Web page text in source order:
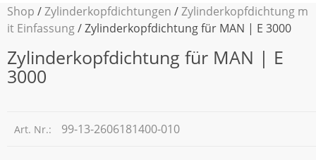
Shop /Zylinderkopfdichtungen /Zylinderkopfdichtung m
it Einfassung/ Zylinderkopfdichtung für MAN | E 3000
Zylinderkopfdichtung für MAN | E
3000
Art. Nr.: 99-13-2606181400-010